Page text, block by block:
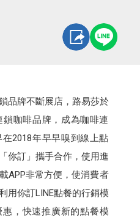
品牌不斷展店，路易莎於
咖啡品牌，成為咖啡連
2018年早早嗅到線上點
你訂」攜手合作，使用進
APP非常方便，使消費者
用你訂LINE點餐的行銷模
，快速推廣新的點餐模